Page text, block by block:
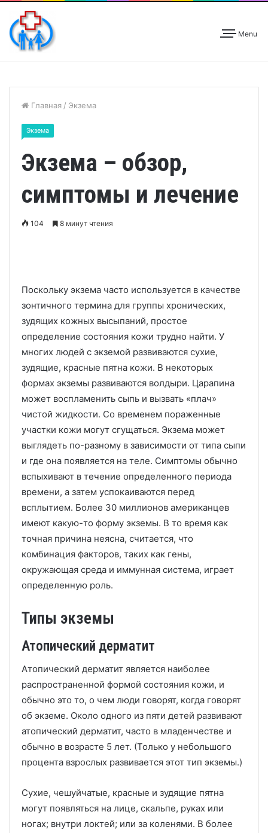
Menu
Главная / Экзема
Экзема
Экзема – обзор,
симптомы и лечение
104 8 минут чтения
Поскольку экзема часто используется в качестве
зонтичного термина для группы хронических,
зудящих кожных высыпаний, простое
определение состояния кожи трудно найти. У
многих людей с экземой развиваются сухие,
зудящие, красные пятна кожи. В некоторых
формах экземы развиваются волдыри. Царапина
может воспламенить сыпь и вызвать «плач»
чистой жидкости. Со временем пораженные
участки кожи могут сгущаться. Экзема может
выглядеть по-разному в зависимости от типа сыпи
и где она появляется на теле. Симптомы обычно
вспыхивают в течение определенного периода
времени, а затем успокаиваются перед
всплытием. Более 30 миллионов американцев
имеют какую-то форму экземы. В то время как
точная причина неясна, считается, что
комбинация факторов, таких как гены,
окружающая среда и иммунная система, играет
определенную роль.
Типы экземы
Атопический дерматит
Атопический дерматит является наиболее
распространенной формой состояния кожи, и
обычно это то, о чем люди говорят, когда говорят
об экземе. Около одного из пяти детей развивают
атопический дерматит, часто в младенчестве и
обычно в возрасте 5 лет. (Только у небольшого
процента взрослых развивается этот тип экземы.)
Сухие, чешуйчатые, красные и зудящие пятна
могут появляться на лице, скальпе, руках или
ногах; внутри локтей; или за коленями. В более